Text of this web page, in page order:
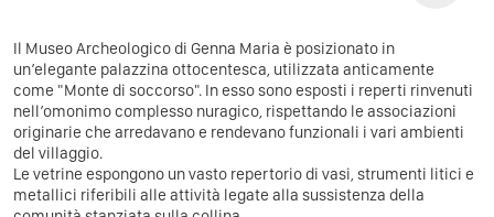
Il Museo Archeologico di Genna Maria è posizionato in
un’elegante palazzina ottocentesca, utilizzata anticamente
come "Monte di soccorso". In esso sono esposti i reperti rinvenuti
nell’omonimo complesso nuragico, rispettando le associazioni
originarie che arredavano e rendevano funzionali i vari ambienti
del villaggio.
Le vetrine espongono un vasto repertorio di vasi, strumenti litici e
metallici riferibili alle attività legate alla sussistenza della